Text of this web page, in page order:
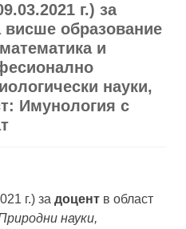
г.) за
висше образование
и
науки,
Имунология с
г.) за доцент в област
науки,